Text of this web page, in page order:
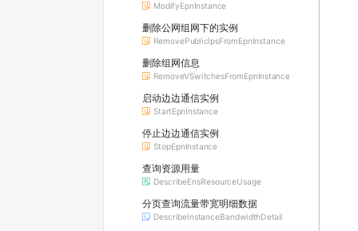
ModifyEpnInstance
删除公网组网下的实例
RemovePublicIpsFromEpnInstance
删除组网信息
RemoveVSwitchesFromEpnInstance
启动边边通信实例
StartEpnInstance
停止边边通信实例
StopEpnInstance
查询资源用量
DescribeEnsResourceUsage
分页查询流量带宽明细数据
DescribeInstanceBandwidthDetail